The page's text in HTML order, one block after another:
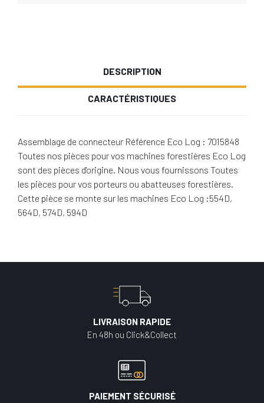
DESCRIPTION
CARACTÉRISTIQUES
Assemblage de connecteur Référence Eco Log : 7015848
Toutes nos pièces pour vos machines forestières Eco Log
sont des pièces d'origine. Nous vous fournissons Toutes
les pièces pour vos porteurs ou abatteuses forestières.
Cette pièce se monte sur les machines Eco Log :554D,
564D, 574D, 594D
LIVRAISON RAPIDE
En 48h ou Click&Collect
PAIEMENT SÉCURISÉ